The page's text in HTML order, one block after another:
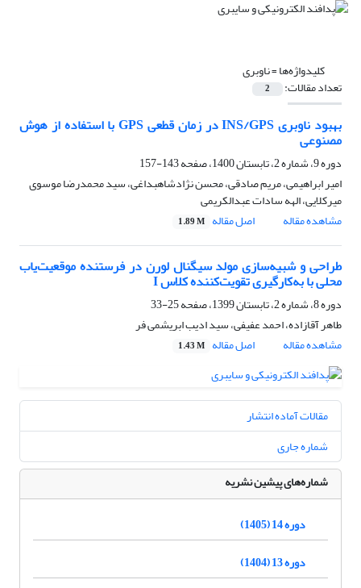
کلیدواژه‌ها =ناوبری
تعداد مقالات: 2
بهبود ناوبری INS/GPS در زمان قطعی GPS با استفاده از هوش
مصنوعی
دوره 9، شماره 2، تابستان 1400، صفحه
143-157
امیر ابراهیمی، مریم صادقی، محسن نژادشاهبداغی، سید محمدرضا موسوی
میرکلایی، الهه سادات عبدالکریمی
مشاهده مقاله
اصل مقاله 1.89 M
طراحی و شبیه‌سازی مولد سیگنال لورن در فرستنده موقعیت‌یاب
محلی با به‌کارگیری تقویت‌کننده کلاس I
دوره 8، شماره 2، تابستان 1399، صفحه
25-33
طاهر آقازاده، احمد عفیفی، سید ادیب ابریشمی فر
مشاهده مقاله
اصل مقاله 1.43 M
مقالات آماده انتشار
شماره جاری
شماره‌های پیشین نشریه
دوره 14 (1405)
دوره 13 (1404)